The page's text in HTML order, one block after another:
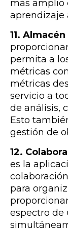
más amplio
aprendizaje
11.
permita a
métricas
métricas
servicio a
de análisis,
Esto
gestión de
12.
es la
para
espectro de